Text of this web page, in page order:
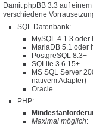
Damit phpBB 3.3 auf
verschiedene
SQL Datenbank:
MySQL 4.1.3
MariaDB 5.1 oder
PostgreSQL 8.3+
SQLite 3.6.15+
MS SQL Server
nativem Adapter)
Oracle
PHP:
Maximal möglich: